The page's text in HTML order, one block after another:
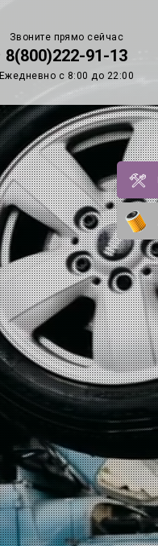
Звоните прямо сейчас
8(800)222-91-13
Ежедневно с 8:00 до 22:00